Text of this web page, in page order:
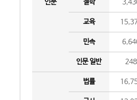
인문 철학
교육
민속
인문 일반 248
법률